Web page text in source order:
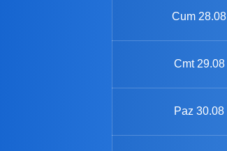
Cum 28.08
Cmt 29.08
Paz 30.08